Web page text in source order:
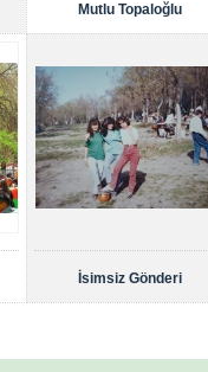
Mutlu Topaloğlu
İsimsiz Gönderi